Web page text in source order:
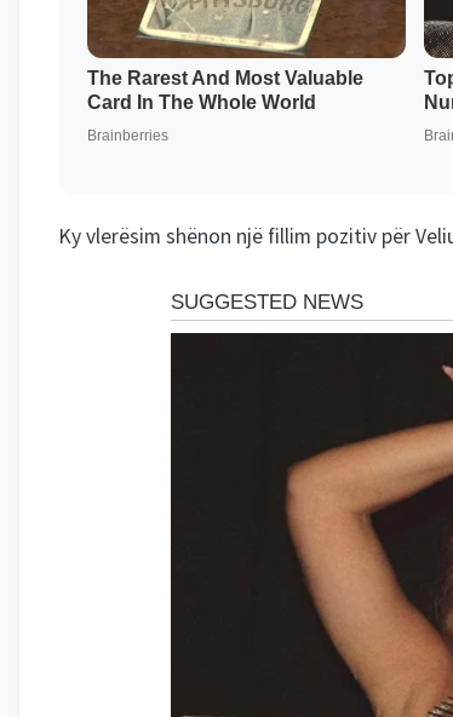
Ky vlerësim shënon një fillim pozitiv për